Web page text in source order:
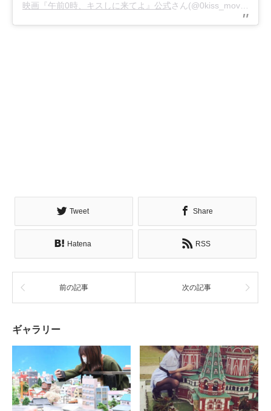
映画『午前0時、キスしに来てよ』公式さん(@0kiss_movie)がシェアした投稿 –
Tweet Share
Hatena RSS
前の記事 次の記事
ギャラリー